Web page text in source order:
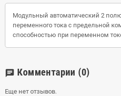
Модульный автоматический 2
переменного тока с предельной
способностью при переменном
chat Комментарии (0)
Еще нет отзывов.